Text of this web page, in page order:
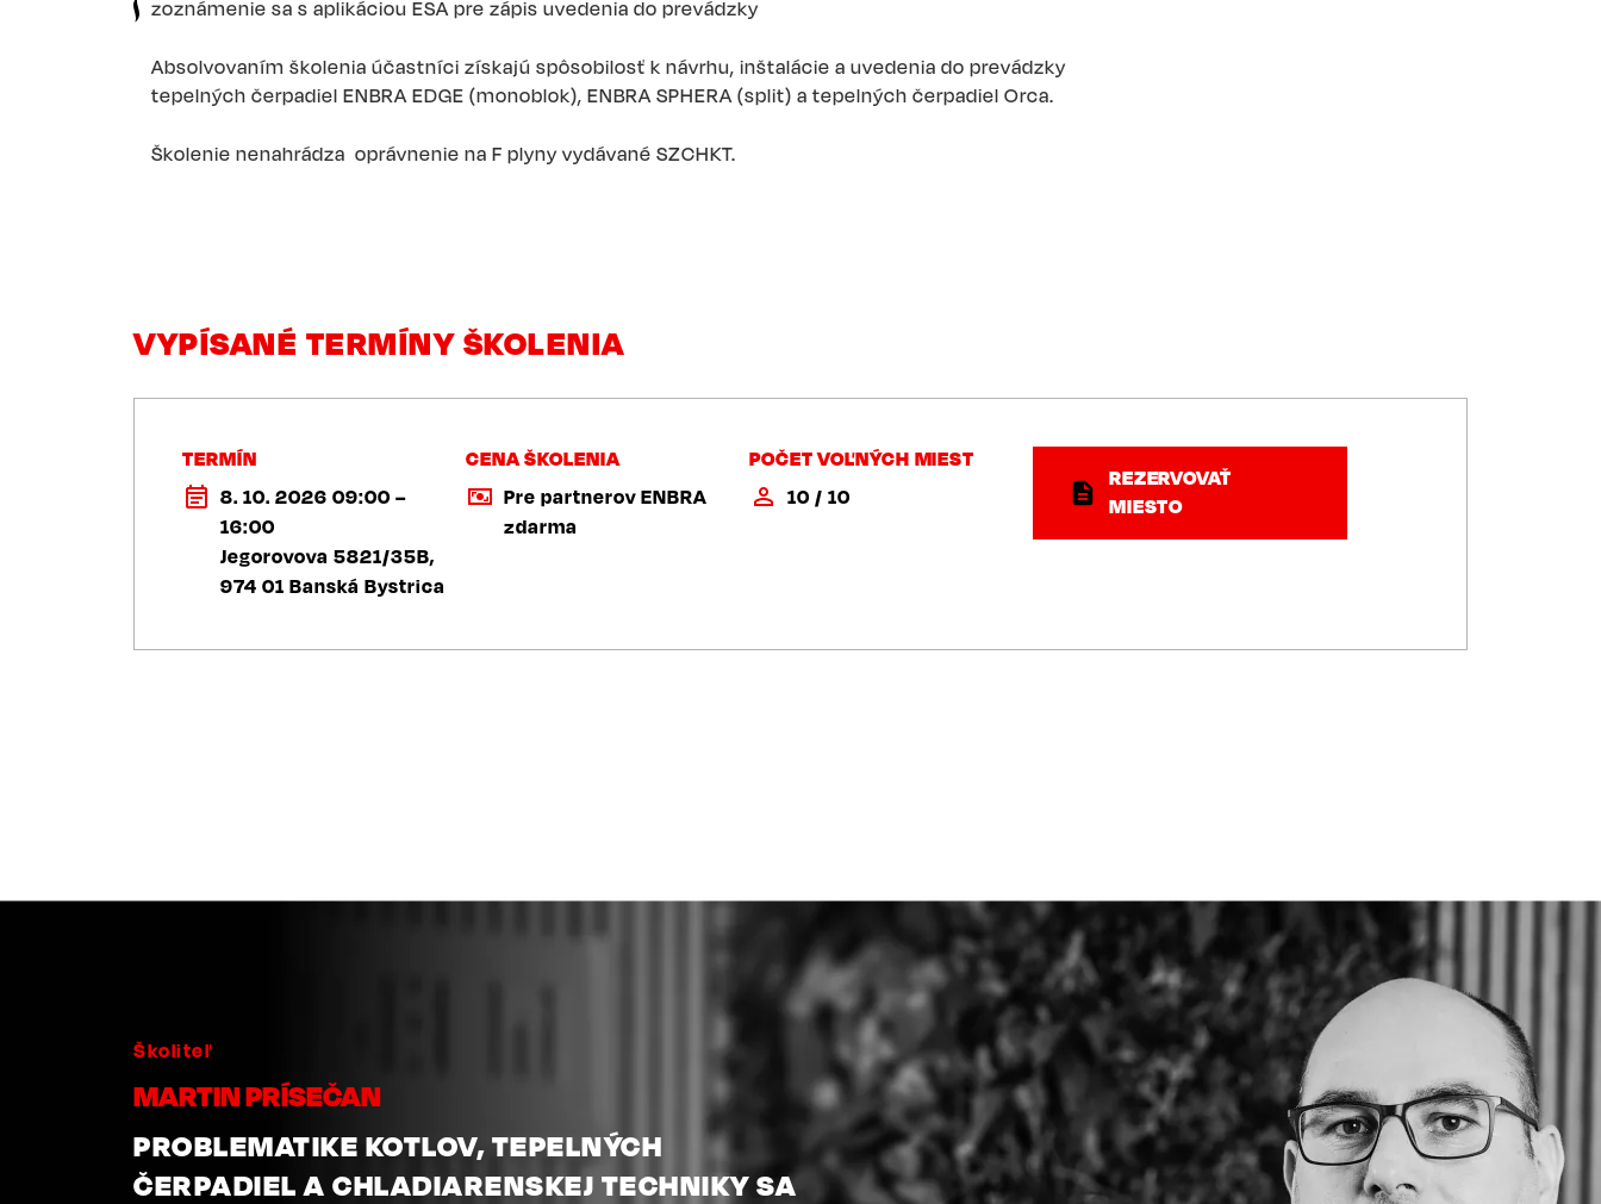
zoznámenie sa s aplikáciou ESA pre zápis uvedenia do prevádzky
Absolvovaním školenia účastníci získajú spôsobilosť k návrhu, inštalácie a uvedenia do prevádzky
tepelných čerpadiel ENBRA EDGE (monoblok), ENBRA SPHERA (split) a tepelných čerpadiel Orca.
Školenie nenahrádza oprávnenie na F plyny vydávané SZCHKT.
VYPÍSANÉ TERMÍNY ŠKOLENIA
TERMÍN
8. 10. 2026 09:00 –
16:00
Jegorovova 5821/35B,
974 01 Banská Bystrica
CENA ŠKOLENIA
Pre partnerov ENBRA
zdarma
POČET VOĽNÝCH MIEST
10 / 10
REZERVOVAŤ
MIESTO
Školiteľ
MARTIN PRÍSEČAN
PROBLEMATIKE KOTLOV, TEPELNÝCH
ČERPADIEL A CHLADIARENSKEJ TECHNIKY SA